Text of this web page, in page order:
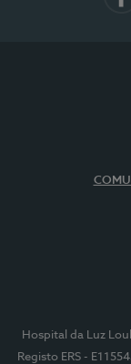
Hospital da Luz
Registo ERS -